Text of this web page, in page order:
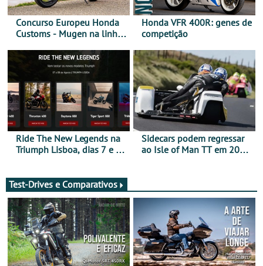
Concurso Europeu Honda
Customs - Mugen na linha
ganhar
Honda VFR 400R: genes de
competição
Ride The New Legends na
Triumph Lisboa, dias 7 e 8
Sidecars podem regressar
ao Isle of Man TT em 2027
Test-Drives e Comparativos